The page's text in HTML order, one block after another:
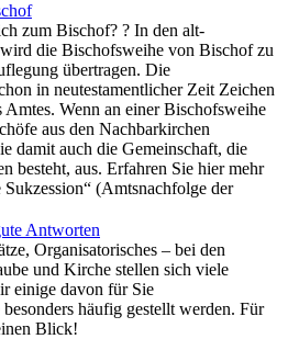
zum Bischof? ? In den alt-
die Bischofsweihe von Bischof zu
übertragen. Die
in neutestamentlicher Zeit Zeichen
Amtes. Wenn an einer Bischofsweihe
aus den Nachbarkirchen
damit auch die Gemeinschaft, die
besteht, aus. Erfahren Sie hier mehr
Sukzession“ (Amtsnachfolge der
Antworten
Organisatorisches – bei den
und Kirche stellen sich viele
einige davon für Sie
häufig gestellt werden. Für
Blick!